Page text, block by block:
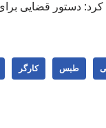
دستور قضایی
طبس کارگر